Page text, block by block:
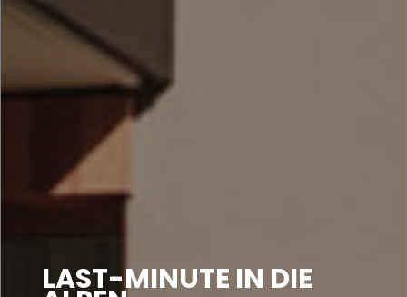
LAST-MINUTE IN DIE